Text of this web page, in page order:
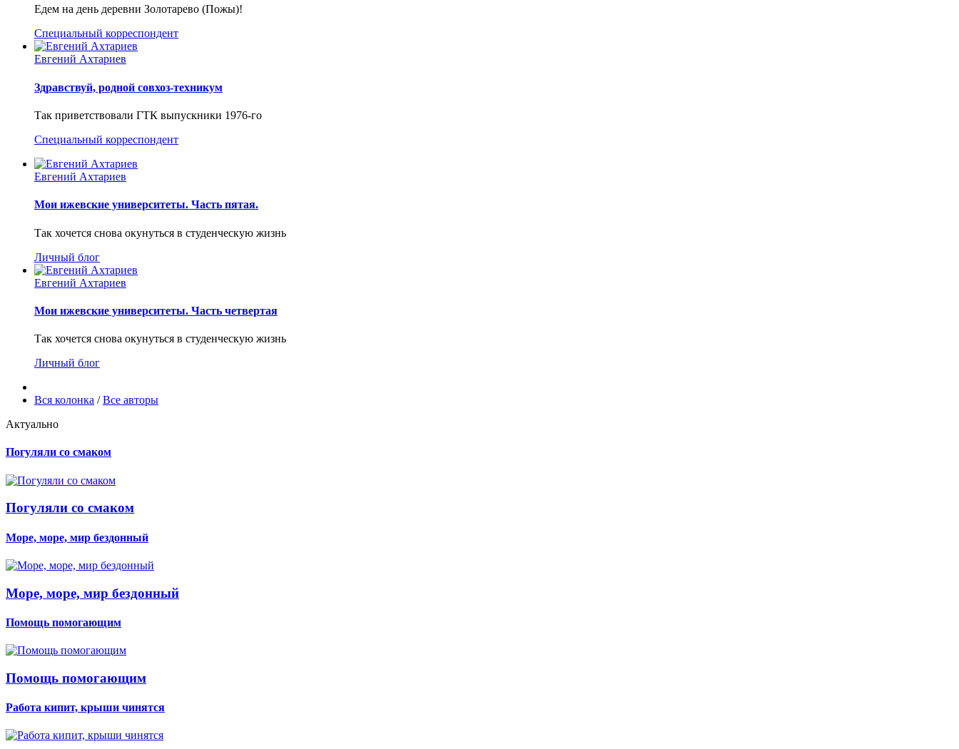
Едем на день деревни Золотарево (Пожы)!
Специальный корреспондент
Евгений Ахтариев
Здравствуй, родной совхоз-техникум
Так приветствовали ГТК выпускники 1976-го
Специальный корреспондент
Евгений Ахтариев
Мои ижевские университеты. Часть пятая.
Так хочется снова окунуться в студенческую жизнь
Личный блог
Евгений Ахтариев
Мои ижевские университеты. Часть четвертая
Так хочется снова окунуться в студенческую жизнь
Личный блог
Вся колонка /Все авторы
Актуально
Погуляли со смаком
Погуляли со смаком
Море, море, мир бездонный
Море, море, мир бездонный
Помощь помогающим
Помощь помогающим
Работа кипит, крыши чинятся